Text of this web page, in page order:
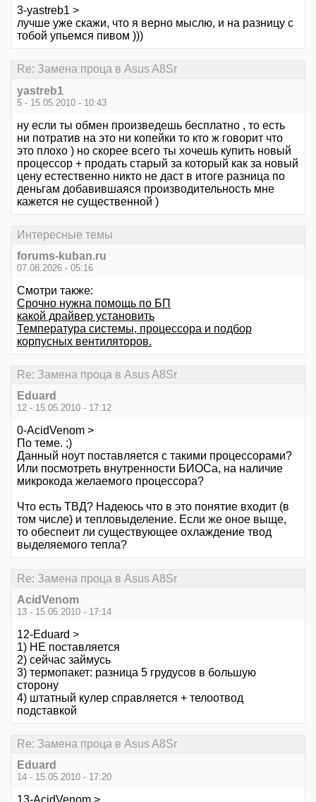
3-yastreb1 >
лучше уже скажи, что я верно мыслю, и на разницу с
тобой упьемся пивом )))
Re: Замена проца в Asus A8Sr
yastreb1
5 - 15.05.2010 - 10:43
ну если ты обмен произведешь бесплатно , то есть
ни потратив на это ни копейки то кто ж говорит что
это плохо ) но скорее всего ты хочешь купить новый
процессор + продать старый за который как за новый
цену естественно никто не даст в итоге разница по
деньгам добавившаяся производительность мне
кажется не существенной )
Интересные темы
forums-kuban.ru
07.08.2026 - 05:16
Смотри также:
Срочно нужна помощь по БП
какой драйвер установить
Температура системы, процессора и подбор
корпусных вентиляторов.
Re: Замена проца в Asus A8Sr
Eduard
12 - 15.05.2010 - 17:12
0-AcidVenom >
По теме. ;)
Данный ноут поставляется с такими процессорами?
Или посмотреть внутренности БИОСа, на наличие
микрокода желаемого процессора?
Что есть ТВД? Надеюсь что в это понятие входит (в
том числе) и тепловыделение. Если же оное выще,
то обеспеит ли существующее охлаждение твод
выделяемого тепла?
Re: Замена проца в Asus A8Sr
AcidVenom
13 - 15.05.2010 - 17:14
12-Eduard >
1) НЕ поставляется
2) сейчас займусь
3) термопакет: разница 5 грудусов в большую
сторону
4) штатный кулер справляется + телоотвод
подставкой
Re: Замена проца в Asus A8Sr
Eduard
14 - 15.05.2010 - 17:20